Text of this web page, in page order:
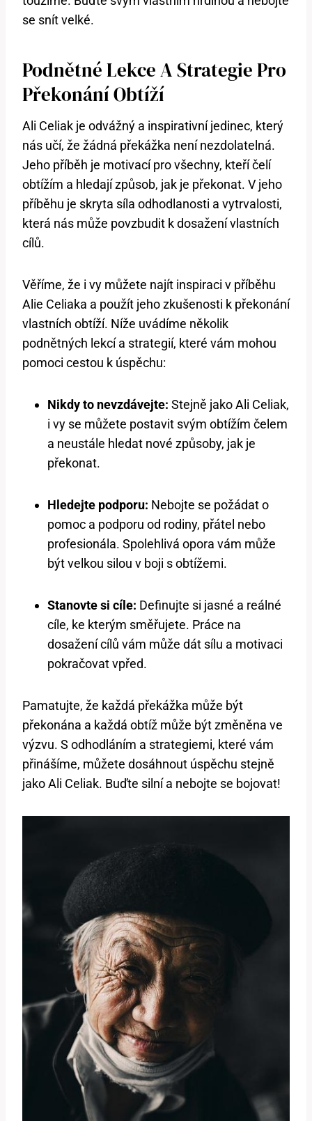
se snít velké.
Podnětné Lekce A Strategie Pro
Překonání Obtíží
Ali Celiak je odvážný a inspirativní jedinec, který
nás učí, že žádná překážka není nezdolatelná.
Jeho příběh je motivací pro všechny, kteří čelí
obtížím a hledají způsob, jak je překonat. V jeho
příběhu je skryta síla odhodlanosti a vytrvalosti,
která nás může povzbudit k dosažení vlastních
cílů.
Věříme, že i vy můžete najít inspiraci v příběhu
Alie Celiaka a použít jeho zkušenosti k překonání
vlastních obtíží. Níže uvádíme několik
podnětných lekcí a strategií, které vám mohou
pomoci cestou k úspěchu:
Nikdy to nevzdávejte: Stejně jako Ali Celiak,
i vy se můžete postavit svým obtížím čelem
a neustále hledat nové způsoby, jak je
překonat.
Hledejte podporu: Nebojte se požádat o
pomoc a podporu od rodiny, přátel nebo
profesionála. Spolehlivá opora vám může
být velkou silou v boji s obtížemi.
Stanovte si cíle: Definujte si jasné a reálné
cíle, ke kterým směřujete. Práce na
dosažení cílů vám může dát sílu a motivaci
pokračovat vpřed.
Pamatujte, že každá překážka může být
překonána a každá obtíž může být změněna ve
výzvu. S odhodláním a strategiemi, které vám
přinášíme, můžete dosáhnout úspěchu stejně
jako Ali Celiak. Buďte silní a nebojte se bojovat!